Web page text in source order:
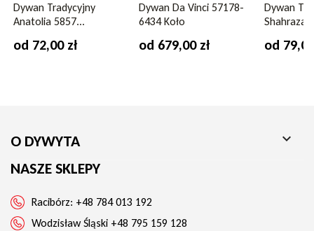
Waga runa 2950 g/m2
Możliwość zwrotu tak
Wysokość runa
Kolor
Dywan Tradycyjny
Anatolia 5857...
od 72,00 zł
Dywan Da Vinci 57178-
6434 Koło
od 679,00 zł
Dywan
od
O DYWYTA 
NASZE SKLEPY
Racibórz: +48 784 013 192
Wodzisław Śląski +48 795 159 128